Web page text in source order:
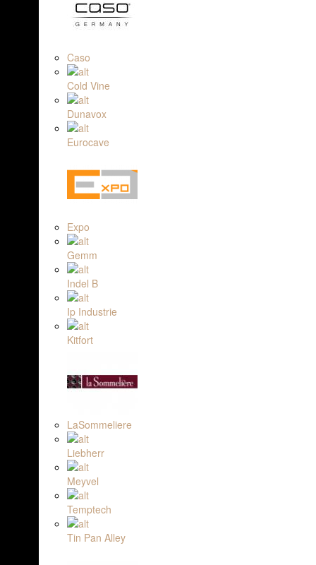
Caso
Cold Vine
Dunavox
Eurocave
Expo
Gemm
Indel B
Ip Industrie
Kitfort
LaSommeliere
Liebherr
Meyvel
Temptech
Tin Pan Alley